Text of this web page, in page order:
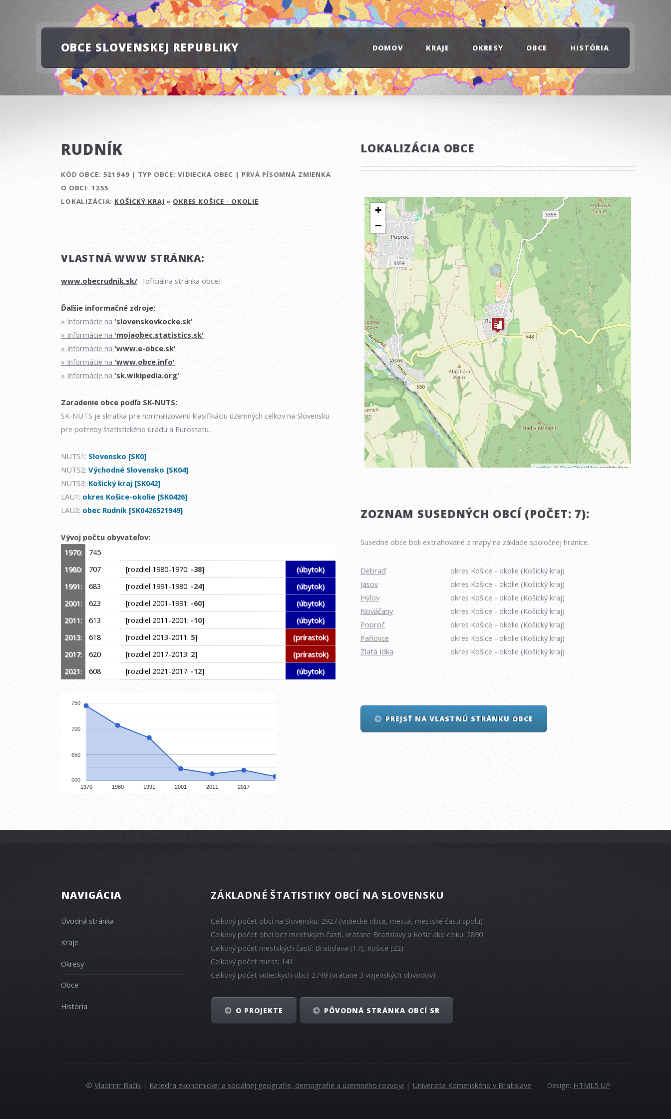
OBCE SLOVENSKEJ REPUBLIKY DOMOV KRAJE OKRESY OBCE HISTÓRIA
RUDNÍK
KÓD OBCE: 521949 | TYP OBCE: VIDIECKA OBEC | PRVÁ PÍSOMNÁ ZMIENKA
O OBCI: 1255
LOKALIZÁCIA: KOŠICKÝ KRAJ » OKRES KOŠICE - OKOLIE
VLASTNÁ WWW STRÁNKA:
www.obecrudnik.sk/ [oficiálna stránka obce]
Ďalšie informačné zdroje:
» Informácie na 'slovenskovkocke.sk'
» Informácie na 'mojaobec.statistics.sk'
» Informácie na 'www.e-obce.sk'
» Informácie na 'www.obce.info'
» Informácie na 'sk.wikipedia.org'
Zaradenie obce podľa SK-NUTS:
SK-NUTS je skratka pre normalizovanú klasifikáciu územných celkov na Slovensku
pre potreby štatistického úradu a Eurostatu.
NUTS1: Slovensko [SK0]
NUTS2: Východné Slovensko [SK04]
NUTS3: Košický kraj [SK042]
LAU1: okres Košice-okolie [SK0426]
LAU2: obec Rudník [SK0426521949]
Vývoj počtu obyvateľov:
1970:
745
1980:
707 [rozdiel 1980-1970: -38]
(úbytok)
1991:
683 [rozdiel 1991-1980: -24]
(úbytok)
2001:
623 [rozdiel 2001-1991: -60]
(úbytok)
2011:
613 [rozdiel 2011-2001: -10]
(úbytok)
2013:
618 [rozdiel 2013-2011: 5]
(prírastok)
2017:
620 [rozdiel 2017-2013: 2]
(prírastok)
2021:
608 [rozdiel 2021-2017: -12] (úbytok)
1970 1980 1991 2001 2011 2017
600
650
700
750
LOKALIZÁCIA OBCE
ZOZNAM SUSEDNÝCH OBCÍ (POČET: 7):
Susedné obce boli extrahované z mapy na základe spoločnej hranice.
Debraď
okres Košice - okolie (Košický kraj)
Jasov
okres Košice - okolie (Košický kraj)
Hýľov
okres Košice - okolie (Košický kraj)
Nováčany
okres Košice - okolie (Košický kraj)
Poproč
okres Košice - okolie (Košický kraj)
Paňovce
okres Košice - okolie (Košický kraj)
Zlatá Idka
okres Košice - okolie (Košický kraj)
PREJSŤ NA VLASTNÚ STRÁNKU OBCE
NAVIGÁCIA
Úvodná stránka
Kraje
Okresy
Obce
História
ZÁKLADNÉ ŠTATISTIKY OBCÍ NA SLOVENSKU
Celkový počet obcí na Slovensku: 2927 (vidiecke obce, mestá, mestské časti spolu)
Celkový počet obcí bez mestských častí, vrátane Bratislavy a Košíc ako celku: 2890
Celkový počet mestských častí: Bratislava (17), Košice (22)
Celkový počet miest: 141
Celkový počet vidieckych obcí: 2749 (vrátane 3 vojenských obvodov)
O PROJEKTE PÔVODNÁ STRÁNKA OBCÍ SR
©Vladimír Bačík | Katedra ekonomickej a sociálnej geografie, demografie a územného rozvoja | Univerzita Komenského v Bratislave Design: HTML5 UP